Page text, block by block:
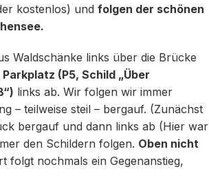
kostenlos) und folgen der schönen
Waldschänke links über die Brücke
(P5, Schild „Über
links ab. Wir folgen wir immer
– teilweise steil – bergauf. (Zunächst
bergauf und dann links ab (Hier war
den Schildern folgen. Oben nicht
folgt nochmals ein Gegenanstieg,